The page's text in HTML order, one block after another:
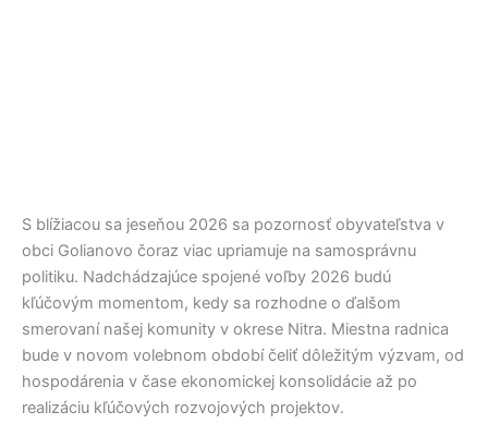
S blížiacou sa jeseňou 2026 sa pozornosť obyvateľstva v
obci Golianovo čoraz viac upriamuje na samosprávnu
politiku. Nadchádzajúce spojené voľby 2026 budú
kľúčovým momentom, kedy sa rozhodne o ďalšom
smerovaní našej komunity v okrese Nitra. Miestna radnica
bude v novom volebnom období čeliť dôležitým výzvam, od
hospodárenia v čase ekonomickej konsolidácie až po
realizáciu kľúčových rozvojových projektov.